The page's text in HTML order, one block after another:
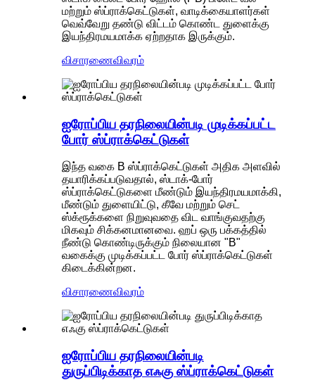
மற்றும் ஸ்ப்ராக்கெட்டுகள், வாடிக்கையாளர்கள்
வெவ்வேறு தண்டு விட்டம் கொண்ட துளைக்கு
இயந்திரமயமாக்க ஏற்றதாக இருக்கும்.
விசாரணைவிவரம்
ஐரோப்பிய தரநிலையின்படி முடிக்கப்பட்ட
போர் ஸ்ப்ராக்கெட்டுகள்
இந்த வகை B ஸ்ப்ராக்கெட்டுகள் அதிக அளவில்
தயாரிக்கப்படுவதால், ஸ்டாக்-போர்
ஸ்ப்ராக்கெட்டுகளை மீண்டும் இயந்திரமயமாக்கி,
மீண்டும் துளையிட்டு, கீவே மற்றும் செட்
ஸ்க்ரூக்களை நிறுவுவதை விட வாங்குவதற்கு
மிகவும் சிக்கனமானவை. ஹப் ஒரு பக்கத்தில்
நீண்டு கொண்டிருக்கும் நிலையான "B"
வகைக்கு முடிக்கப்பட்ட போர் ஸ்ப்ராக்கெட்டுகள்
கிடைக்கின்றன.
விசாரணைவிவரம்
ஐரோப்பிய தரநிலையின்படி
துருப்பிடிக்காத எஃகு ஸ்ப்ராக்கெட்டுகள்